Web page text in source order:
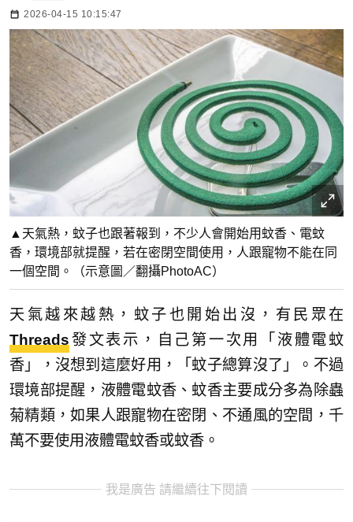
2026-04-15 10:15:47
▲天氣熱，蚊子也跟著報到，不少人會開始用蚊香、電蚊
香，環境部就提醒，若在密閉空間使用，人跟寵物不能在同
一個空間。（示意圖／翻攝PhotoAC）
天氣越來越熱，蚊子也開始出沒，有民眾在
Threads發文表示，自己第一次用「液體電蚊
香」，沒想到這麼好用，「蚊子總算沒了」。不過
環境部提醒，液體電蚊香、蚊香主要成分多為除蟲
菊精類，如果人跟寵物在密閉、不通風的空間，千
萬不要使用液體電蚊香或蚊香。
我是廣告 請繼續往下閱讀